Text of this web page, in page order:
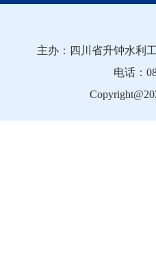
主办：四川省升钟水
电话：